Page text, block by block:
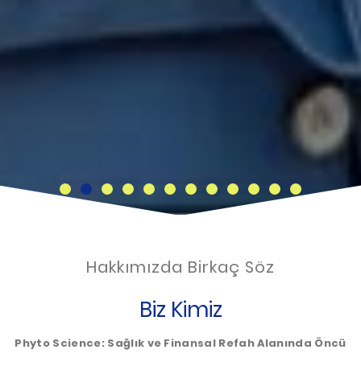
Hakkımızda Birkaç Söz
Biz Kimiz
Phyto Science: Sağlık ve Finansal Refah Alanında Öncü